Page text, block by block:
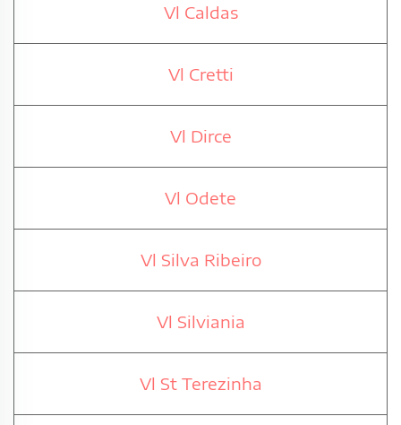
Vl Caldas
Vl Cretti
Vl Dirce
Vl Odete
Vl Silva Ribeiro
Vl Silviania
Vl St Terezinha